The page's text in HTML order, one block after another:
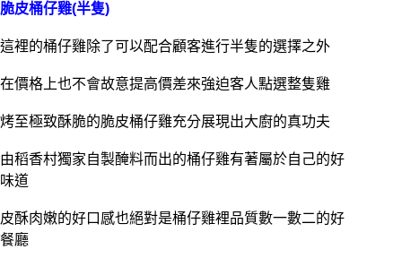
脆皮桶仔雞(半隻)
這裡的桶仔雞除了可以配合顧客進行半隻的選擇之外
在價格上也不會故意提高價差來強迫客人點選整隻雞
烤至極致酥脆的脆皮桶仔雞充分展現出大廚的真功夫
由稻香村獨家自製醃料而出的桶仔雞有著屬於自己的好
味道
皮酥肉嫩的好口感也絕對是桶仔雞裡品質數一數二的好
餐廳